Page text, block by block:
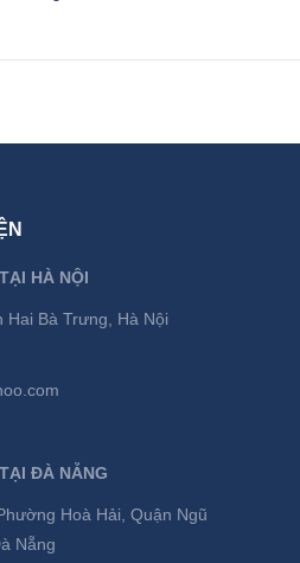
HÀ NỘI
Hai Bà Trưng, Hà Nội
ĐÀ NẴNG
Hoà Hải, Quận Ngũ
Nẵng